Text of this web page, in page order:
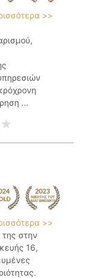
>>
...
>>
στην
16,